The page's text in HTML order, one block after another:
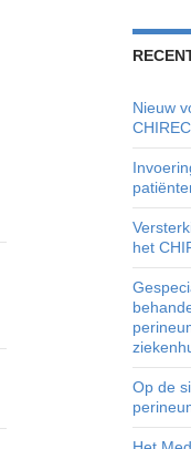
Nieuw
CHIREC
het
Op de